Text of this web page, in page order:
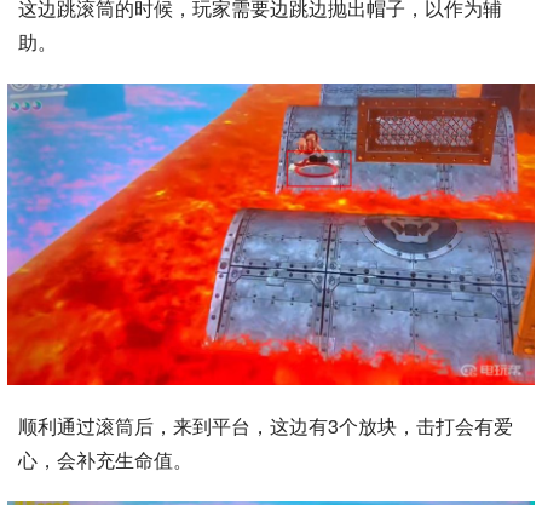
这边跳滚筒的时候，玩家需要边跳边抛出帽子，以作为辅
助。
顺利通过滚筒后，来到平台，这边有3个放块，击打会有爱
心，会补充生命值。